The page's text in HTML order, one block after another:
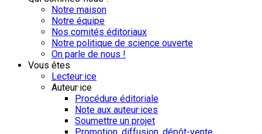
Notre maison
Notre équipe
Nos comités éditoriaux
Notre politique de science ouverte
On parle de nous !
Vous êtes
Lecteur·ice
Auteur·ice
Procédure éditoriale
Note aux auteur·ices
Soumettre un projet